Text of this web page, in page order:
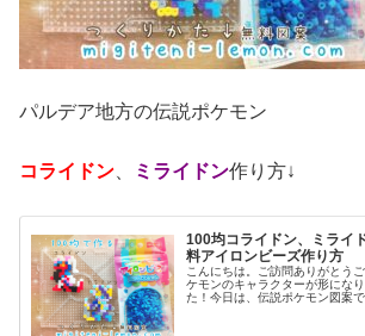
パルデア地方の伝説ポケモン
コライドン、 ミライドン作り方↓
100均コライドン、ミライ
料アイロンビーズ作り方
こんにちは。ご訪問ありがとう
ケモンのキャラクターが形にな
た！今日は、伝説ポケモン図案